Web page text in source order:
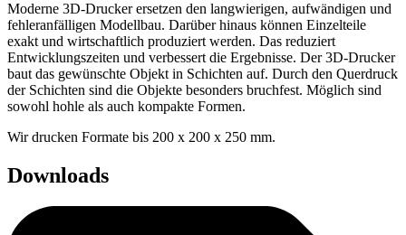
Moderne 3D-Drucker ersetzen den langwierigen, aufwändigen und
fehleranfälligen Modellbau. Darüber hinaus können Einzelteile
exakt und wirtschaftlich produziert werden. Das reduziert
Entwicklungszeiten und verbessert die Ergebnisse. Der 3D-Drucker
baut das gewünschte Objekt in Schichten auf. Durch den Querdruck
der Schichten sind die Objekte besonders bruchfest. Möglich sind
sowohl hohle als auch kompakte Formen.
Wir drucken Formate bis 200 x 200 x 250 mm.
Downloads